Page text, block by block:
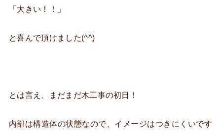
「大きい！！」
と喜んで頂けました(^^)
とは言え、まだまだ木工事の初日！
内部は構造体の状態なので、イメージはつきにくいです